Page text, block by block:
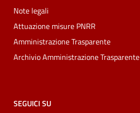
Note legali
Attuazione misure PNRR
Amministrazione Trasparente
Archivio Amministrazione Trasparente
SEGUICI SU